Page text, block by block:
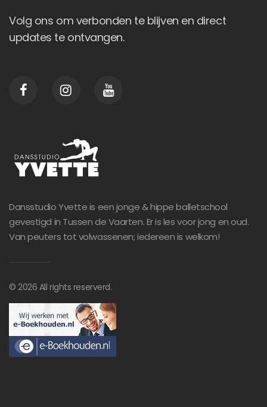
Volg ons om verbonden te blijven en direct
updates te ontvangen.
Dansstudio Yvette is een jonge & hippe balletschool
gevestigd in Tussen de Vaarten. Er is les voor jong en oud.
Van peuters tot volwassenen; iedereen is welkom!
©2026 All rights reserverd.